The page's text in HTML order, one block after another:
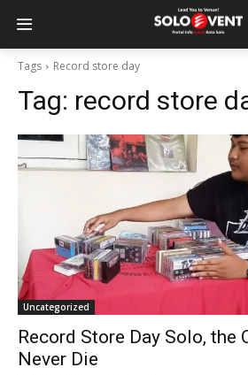
Tags Record store day
Tag: record store
Uncategorized
Record Store Day Solo, the
Never Die